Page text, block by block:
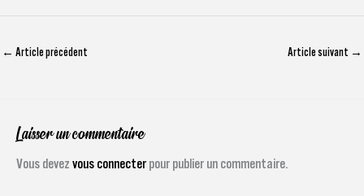
← Article précédent Article suivant →
Laisser un commentaire
Vous devez vous connecter pour publier un commentaire.